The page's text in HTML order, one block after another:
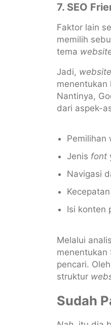
7. SEO
Faktor lain
memilih
tema
Jadi, website
Nantinya,
dari aspek-
Pemilihan
Jenis font
Navigasi
Isi konten
Melalui
menentukan
pencari.
struktur
Sudah